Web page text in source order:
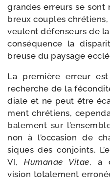
grandes erreurs se
breux couples
veulent défen­seurs de
consé­quence la
breuse du pay­sage
La pre­mière erreur
recherche de la
diale et ne peut être
ment chré­tiens,
ba­le­ment sur
non à l’occasion de
siques des conjoints.
VI, Humanae Vitae, a
vision tota­le­ment